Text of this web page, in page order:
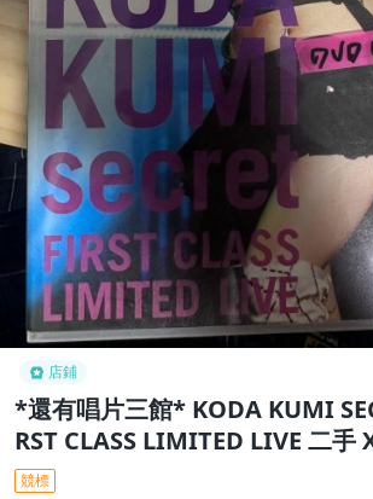
店鋪
*還有唱片三館* KODA KUMI
RST CLASS LIMITED LIVE 二手
競標